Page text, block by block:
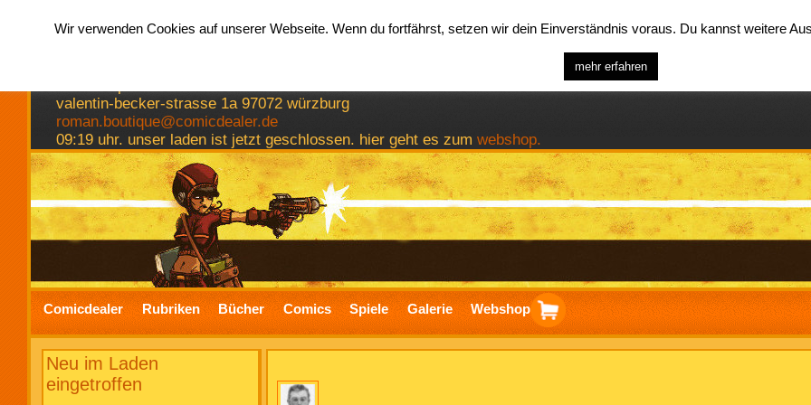
valentin-becker-strasse 1a 97072 würzburg
roman.boutique@comicdealer.de
09:19 uhr. unser laden ist jetzt geschlossen. hier geht es zum webshop.
Comicdealer Rubriken Bücher Comics Spiele Galerie Webshop
Neu im Laden
eingetroffen
Wir verwenden Cookies auf unserer Webseite. Wenn du fortfährst, setzen wir dein Einverständnis voraus. Du kannst weitere
mehr erfahren